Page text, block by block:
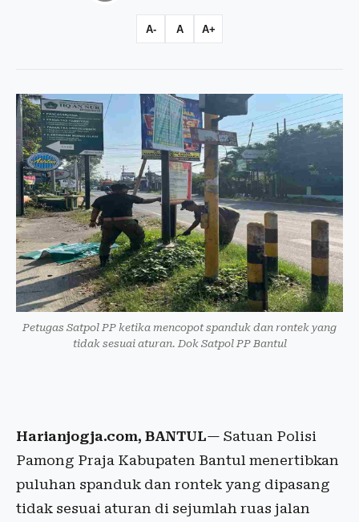
A- A A+
Petugas Satpol PP ketika mencopot spanduk dan rontek yang
tidak sesuai aturan. Dok Satpol PP Bantul
Harianjogja.com, BANTUL— Satuan Polisi
Pamong Praja Kabupaten Bantul menertibkan
puluhan spanduk dan rontek yang dipasang
tidak sesuai aturan di sejumlah ruas jalan